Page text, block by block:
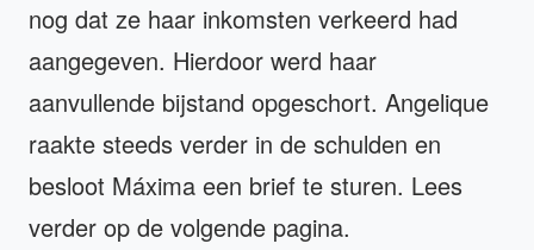
nog dat ze haar inkomsten verkeerd had
aangegeven. Hierdoor werd haar
aanvullende bijstand opgeschort. Angelique
raakte steeds verder in de schulden en
besloot Máxima een brief te sturen. Lees
verder op de volgende pagina.